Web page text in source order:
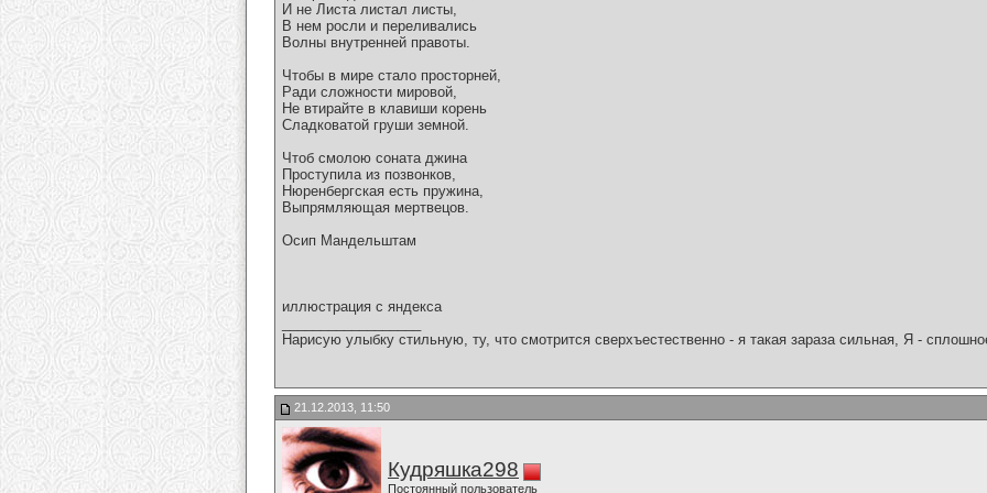
И не Листа листал листы,
В нем росли и переливались
Волны внутренней правоты.
Чтобы в мире стало просторней,
Ради сложности мировой,
Не втирайте в клавиши корень
Сладковатой груши земной.
Чтоб смолою соната джина
Проступила из позвонков,
Нюренбергская есть пружина,
Выпрямляющая мертвецов.
Осип Мандельштам
иллюстрация с яндекса
Нарисую улыбку стильную, ту, что смотрится сверхъестественно - я такая зараза сильная, Я -
21.12.2013, 11:50
Кудряшка298
Постоянный пользователь